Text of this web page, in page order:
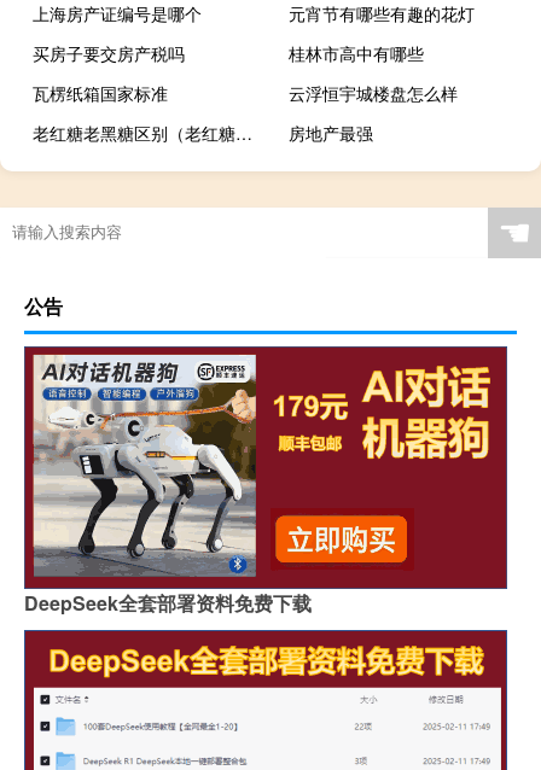
上海房产证编号是哪个
元宵节有哪些有趣的花灯
买房子要交房产税吗
桂林市高中有哪些
瓦楞纸箱国家标准
云浮恒宇城楼盘怎么样
老红糖老黑糖区别（老红糖和黑糖的区别）
房地产最强
梦幻西游怎么上80分
☚
公告
DeepSeek全套部署资料免费下载